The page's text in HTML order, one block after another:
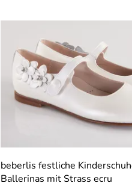
beberlis festliche
Ballerinas mit Strass ecru